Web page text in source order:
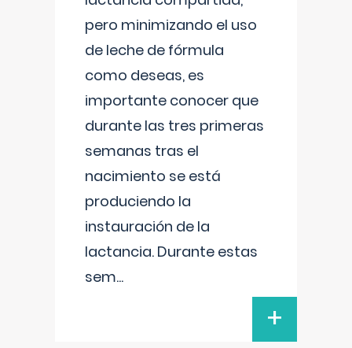
pero minimizando el uso
de leche de fórmula
como deseas, es
importante conocer que
durante las tres primeras
semanas tras el
nacimiento se está
produciendo la
instauración de la
lactancia. Durante estas
sem...
+